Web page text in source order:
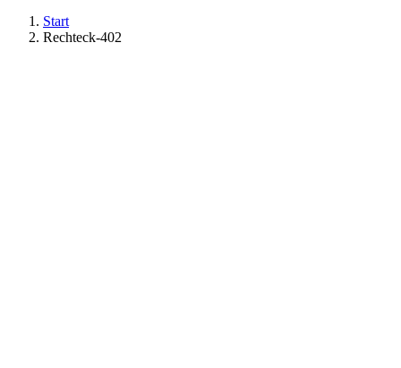
Start
Rechteck-402